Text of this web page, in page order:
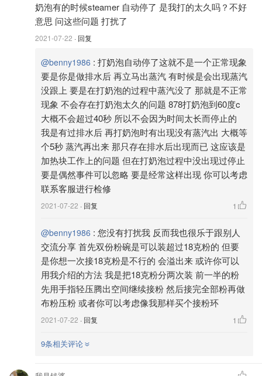
磨豆时间，分两次来装。因为如果一次性出粉的话，大概出
到13-14克咖啡粉之后，后面的咖啡粉都会散落在protafilter
以外，这就造成狼藉不堪跟浪费。
奶泡有的时候steamer 自动停了 是我打的太久吗？不好
意思 问这些问题 打扰了
2021-07-22 · 回复
@benny1986 : 打奶泡自动停了这就不是一个正常现象
要是你是做排水后 再立马出蒸汽 有时候是会出现蒸汽
没跟上 要是在打奶泡的过程中蒸汽没了 那就是不正常
现象 不会存在打奶泡太久的问题 878打奶泡到60度c
大概不会超过40秒 所以不会因为时间太长而停止的
我是有过排水后 再打奶泡时有出现没有蒸汽出 大概等
个5秒 蒸汽再出来 那只存在排水后出现而已 这应该是
加热块工作上的问题 但在打奶泡过程中没出现过停止
要是偶然事件可以忽略 要是经常这样出现 你可以考虑
联系客服进行检修
2021-07-22 · 回复 1
@benny1986 : 您没有打扰我 反而我也很乐于跟别人
交流分享 首先双份粉碗是可以装超过18克粉的 但要
是你想一次接18克粉是不行的 会溢出来 或许你可以
用我介绍的方法 我是把18克粉分两次装 前一半的粉
先用手指轻压腾出空间继续接粉 然后接完全部粉再做
布粉压粉 或者你可以考虑像我那样买个接粉环
2021-07-22 · 回复 1
9条相关评论